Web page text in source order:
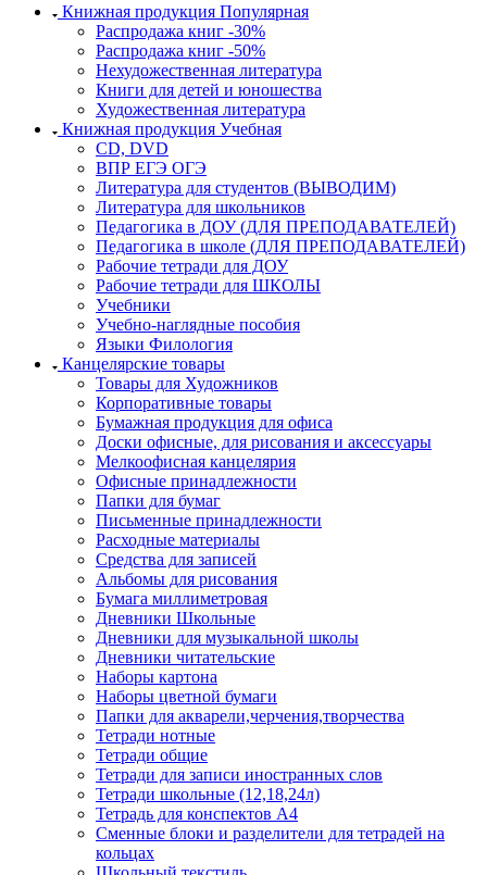
Книжная продукция Популярная
Распродажа книг -30%
Распродажа книг -50%
Нехудожественная литература
Книги для детей и юношества
Художественная литература
Книжная продукция Учебная
CD, DVD
ВПР ЕГЭ ОГЭ
Литература для студентов (ВЫВОДИМ)
Литература для школьников
Педагогика в ДОУ (ДЛЯ ПРЕПОДАВАТЕЛЕЙ)
Педагогика в школе (ДЛЯ ПРЕПОДАВАТЕЛЕЙ)
Рабочие тетради для ДОУ
Рабочие тетради для ШКОЛЫ
Учебники
Учебно-наглядные пособия
Языки Филология
Канцелярские товары
Товары для Художников
Корпоративные товары
Бумажная продукция для офиса
Доски офисные, для рисования и аксессуары
Мелкоофисная канцелярия
Офисные принадлежности
Папки для бумаг
Письменные принадлежности
Расходные материалы
Средства для записей
Альбомы для рисования
Бумага миллиметровая
Дневники Школьные
Дневники для музыкальной школы
Дневники читательские
Наборы картона
Наборы цветной бумаги
Папки для акварели,черчения,творчества
Тетради нотные
Тетради общие
Тетради для записи иностранных слов
Тетради школьные (12,18,24л)
Тетрадь для конспектов А4
Сменные блоки и разделители для тетрадей на
кольцах